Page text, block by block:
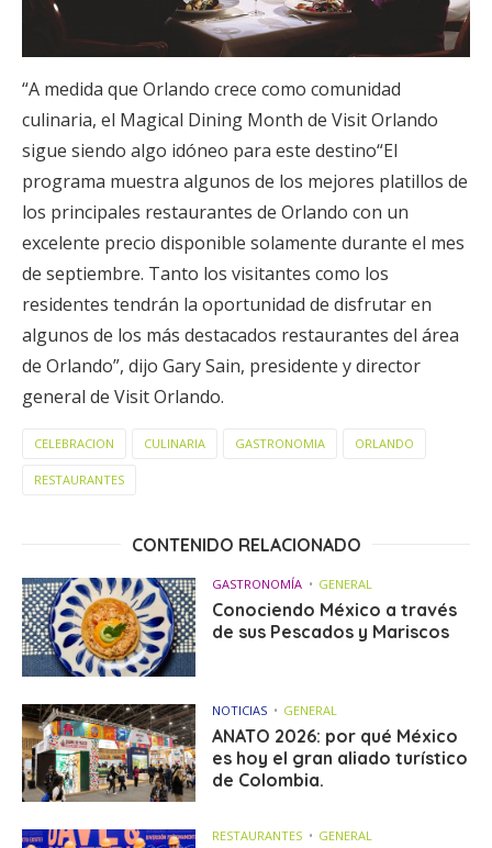
“A medida que Orlando crece como comunidad
culinaria, el Magical Dining Month de Visit Orlando
sigue siendo algo idóneo para este destino“El
programa muestra algunos de los mejores platillos de
los principales restaurantes de Orlando con un
excelente precio disponible solamente durante el mes
de septiembre. Tanto los visitantes como los
residentes tendrán la oportunidad de disfrutar en
algunos de los más destacados restaurantes del área
de Orlando”, dijo Gary Sain, presidente y director
general de Visit Orlando.
CELEBRACION CULINARIA GASTRONOMIA ORLANDO
RESTAURANTES
CONTENIDO RELACIONADO
GASTRONOMÍA GENERAL
Conociendo México a través
de sus Pescados y Mariscos
NOTICIAS GENERAL
ANATO 2026: por qué México
es hoy el gran aliado turístico
de Colombia.
RESTAURANTES GENERAL